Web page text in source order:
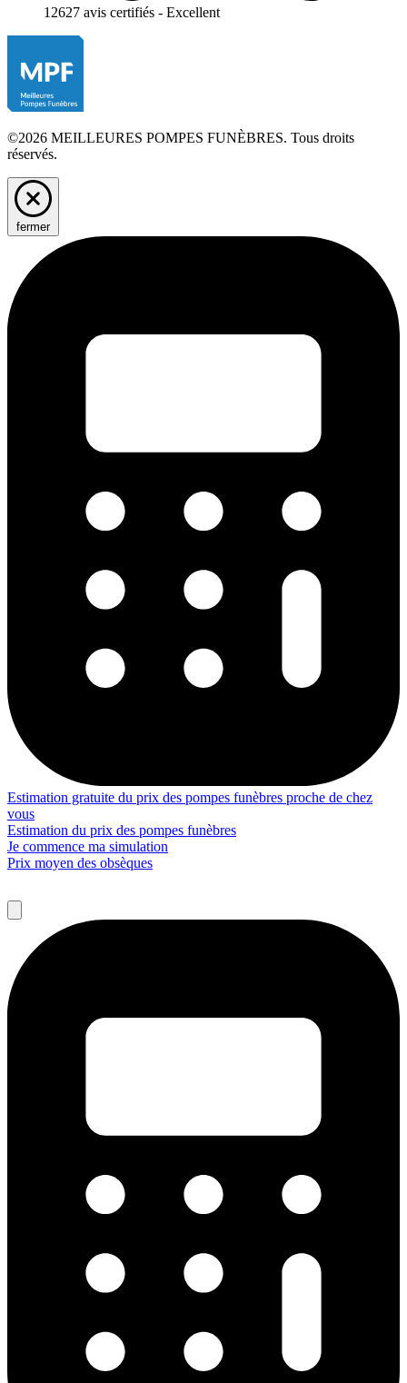
12627 avis certifiés - Excellent
©2026 MEILLEURES POMPES FUNÈBRES. Tous droits
réservés.
fermer
Estimation gratuite du prix des pompes funèbres proche de chez
vous
Estimation du prix des pompes funèbres
Je commence ma simulation
Prix moyen des obsèques